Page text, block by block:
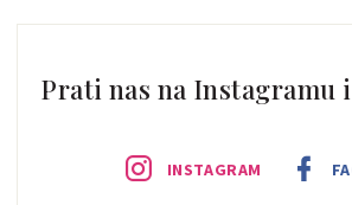
Prati nas na Instagramu
INSTAGRAM